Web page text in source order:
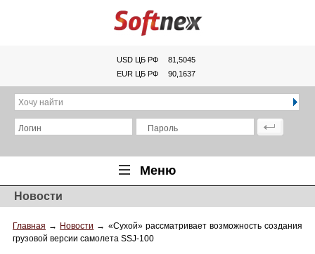
USD ЦБ РФ
81,5045
EUR ЦБ РФ
90,1637
Хочу найти
Логин Пароль
Меню
Главная
Обзоры
Новости
Главная → Новости → «Сухой» рассматривает возможность создания
грузовой версии самолета SSJ-100